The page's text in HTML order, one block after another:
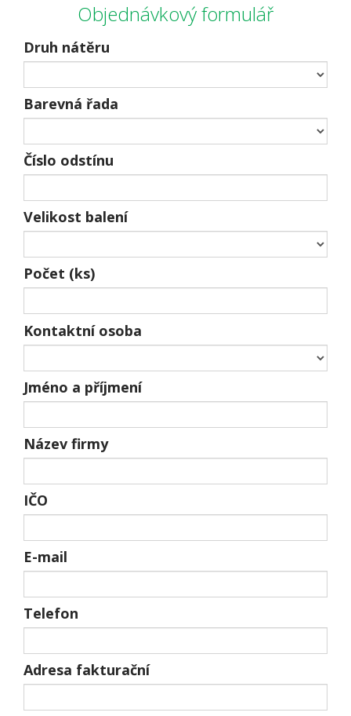
Objednávkový formulář
Druh nátěru
Barevná řada
Číslo odstínu
Velikost balení
Počet (ks)
Kontaktní osoba
Jméno a příjmení
Název firmy
IČO
E-mail
Telefon
Adresa fakturační